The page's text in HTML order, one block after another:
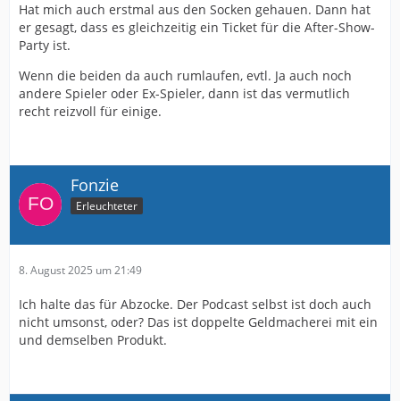
Hat mich auch erstmal aus den Socken gehauen. Dann hat
er gesagt, dass es gleichzeitig ein Ticket für die After-Show-
Party ist.
Wenn die beiden da auch rumlaufen, evtl. Ja auch noch
andere Spieler oder Ex-Spieler, dann ist das vermutlich
recht reizvoll für einige.
Fonzie
Erleuchteter
8. August 2025 um 21:49
Ich halte das für Abzocke. Der Podcast selbst ist doch auch
nicht umsonst, oder? Das ist doppelte Geldmacherei mit ein
und demselben Produkt.